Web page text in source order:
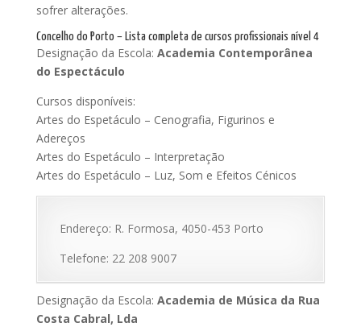
sofrer alterações.
Concelho do Porto – Lista completa de cursos profissionais nível 4
Designação da Escola: Academia Contemporânea
do Espectáculo
Cursos disponíveis:
Artes do Espetáculo – Cenografia, Figurinos e
Adereços
Artes do Espetáculo – Interpretação
Artes do Espetáculo – Luz, Som e Efeitos Cénicos
Endereço: R. Formosa, 4050-453 Porto
Telefone: 22 208 9007
Designação da Escola: Academia de Música da Rua
Costa Cabral, Lda